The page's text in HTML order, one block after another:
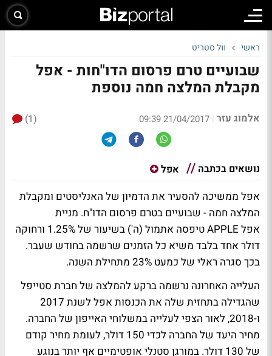
ראשי וול סטריט
שבועיים טרם פרסום הדו"חות - אפל
מקבלת המלצה חמה נוספת
אלמוג עזר |
21/04/2017 09:39
(1)
נושאים בכתבה אפל
אפל ממשיכה להסעיר את הדמיון של האנליסטים ומקבלת
המלצה חמה - שבועיים בטרם פרסום הדו"ח. מניית
אפל APPLE טיפסה אתמול (ה') בשיעור של 1.25% ורחוקה
דולר אחד בלבד משיא כל הזמנים שרשמה בחודש שעבר.
בכך סגרה ראלי של כמעט 23% מתחילת השנה.
העלייה האחרונה נרשמה ברקע להמלצה של חברת סטייפל
שהגדילה בתחזית שלה את הכנסות אפל לשנת 2017
ו-2018, לאור הצפי לעלייה במשלוחי האייפון של החברה.
מחיר היעד של החברה לכדי 150 דולר, לעומת מחיר קודם
של 130 דולר. במורגן סטנלי אופטימיים אף יותר בנוגע